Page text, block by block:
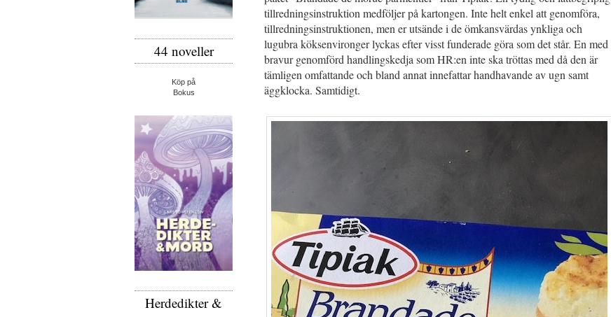
tillredningsinstruktion medföljer på kartongen. Inte helt enkel att genomföra,
tillredningsinstruktionen, men er utsände i de ömkansvärdas ynkliga och
lugubra köksenvironger lyckas efter visst funderade göra som det står. En med
bravur genomförd handlingskedja som HR:en inte ska tröttas med då den är
tämligen omfattande och bland annat innefattar handhavande av ugn samt
äggklocka. Samtidigt.
44 noveller
Köp på
Bokus
Herdedikter &